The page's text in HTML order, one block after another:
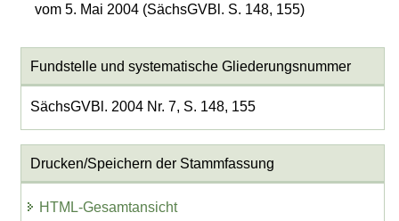
vom 5. Mai 2004 (SächsGVBl. S. 148, 155)
Fundstelle und systematische Gliederungsnummer
SächsGVBl. 2004 Nr. 7, S. 148, 155
Drucken/Speichern der Stammfassung
HTML-Gesamtansicht